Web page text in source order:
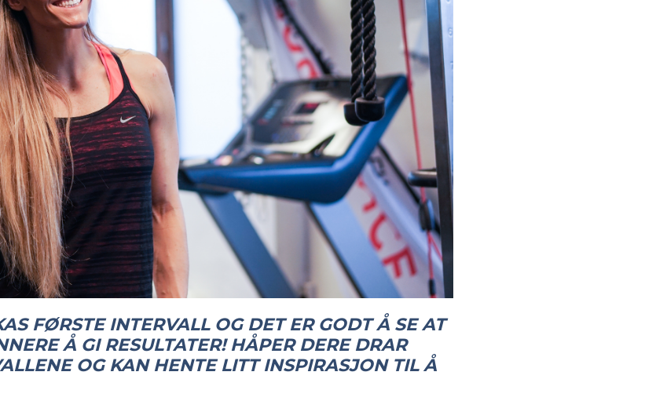
FØRSTE INTERVALL OG DET ER GODT Å SE AT
Å GI RESULTATER! HÅPER DERE DRAR
OG KAN HENTE LITT INSPIRASJON TIL Å